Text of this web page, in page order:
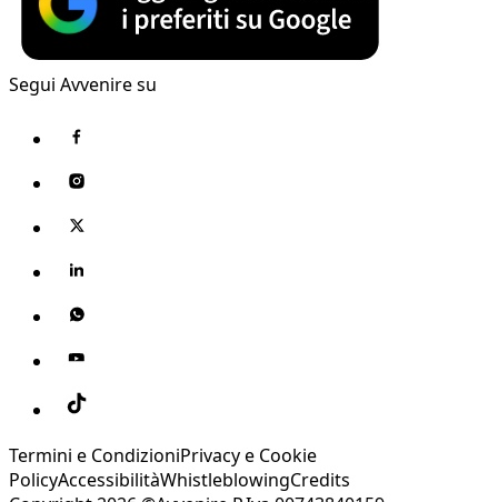
Segui Avvenire su
Termini e CondizioniPrivacy e Cookie
PolicyAccessibilitàWhistleblowingCredits